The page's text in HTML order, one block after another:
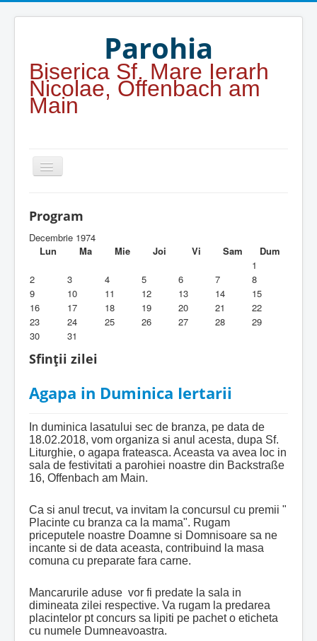
Parohia
Biserica Sf. Mare Ierarh
Nicolae, Offenbach am
Main
Duhovnicesti
Servicii religioase
Alte legaturi
Biblioteca Parohiei
Foaia Parohiei
Activitati copii si tineri
Contact
Program
Decembrie 1974
Lun
Ma Mie Joi Vi Sam
Dum
1
2
3 4 5 6 7
8
9
10 11 12 13 14
15
16
17 18 19 20 21
22
23
24 25 26 27 28
29
30
31
Sfinții zilei
Agapa in Duminica Iertarii
In duminica lasatului sec de branza, pe data de
18.02.2018, vom organiza si anul acesta, dupa Sf.
Liturghie, o agapa frateasca. Aceasta va avea loc in
sala de festivitati a parohiei noastre din Backstraße
16, Offenbach am Main.
Ca si anul trecut, va invitam la concursul cu premii "
Placinte cu branza ca la mama". Rugam
priceputele noastre Doamne si Domnisoare sa ne
incante si de data aceasta, contribuind la masa
comuna cu preparate fara carne.
Mancarurile aduse vor fi predate la sala in
dimineata zilei respective. Va rugam la predarea
placintelor pt concurs sa lipiti pe pachet o eticheta
cu numele Dumneavoastra.